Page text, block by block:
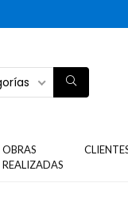
OBRAS
REALIZADAS